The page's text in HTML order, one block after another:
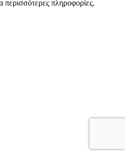
πληροφορίες.